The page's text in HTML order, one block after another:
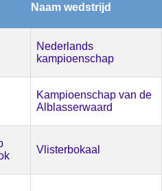
Naam wedstrijd
Nederlands
kampioenschap
Kampioenschap van de
Alblasserwaard
Vlisterbokaal